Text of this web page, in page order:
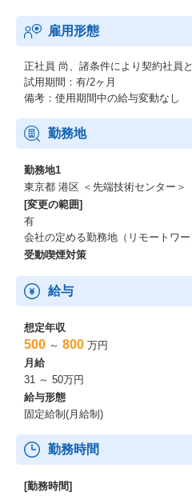
雇用形態
正社員 尚、諸条件により契約社員
試用期間：有/2ヶ月
備考：使用期間中の給与変動なし
勤務地
勤務地1
東京都 港区 ＜先端技術センター＞
[変更の範囲]
有
会社の定める勤務地（リモートワー
受動喫煙対策
給与
想定年収
500 ～ 800 万円
月給
31 ～ 50万円
給与形態
固定給制(月給制)
勤務時間
[勤務時間]